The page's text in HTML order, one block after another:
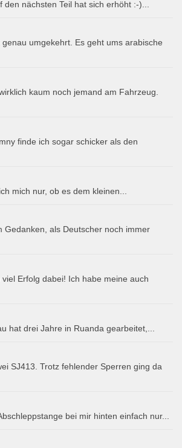
nächsten Teil hat sich erhöht :-)...
umgekehrt. Es geht ums arabische
kaum noch jemand am Fahrzeug.
finde ich sogar schicker als den
mich nur, ob es dem kleinen...
Gedanken, als Deutscher noch immer
Erfolg dabei! Ich habe meine auch
hat drei Jahre in Ruanda gearbeitet,...
SJ413. Trotz fehlender Sperren ging da
bei mir hinten einfach nur...